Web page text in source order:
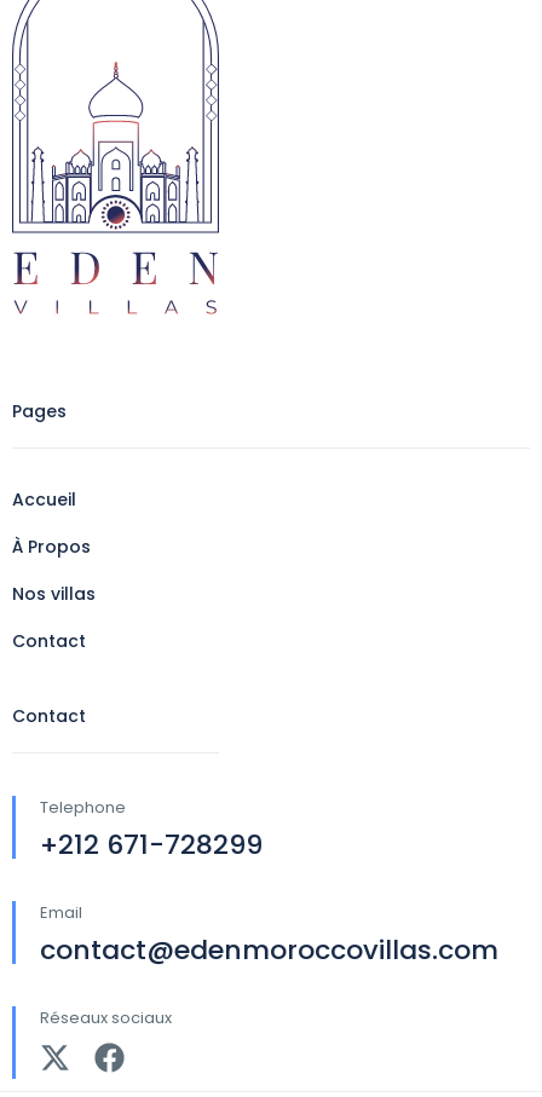
Pages
Accueil
À Propos
Nos villas
Contact
Contact
Telephone
+212 671-728299
Email
contact@edenmoroccovillas.com
Réseaux sociaux